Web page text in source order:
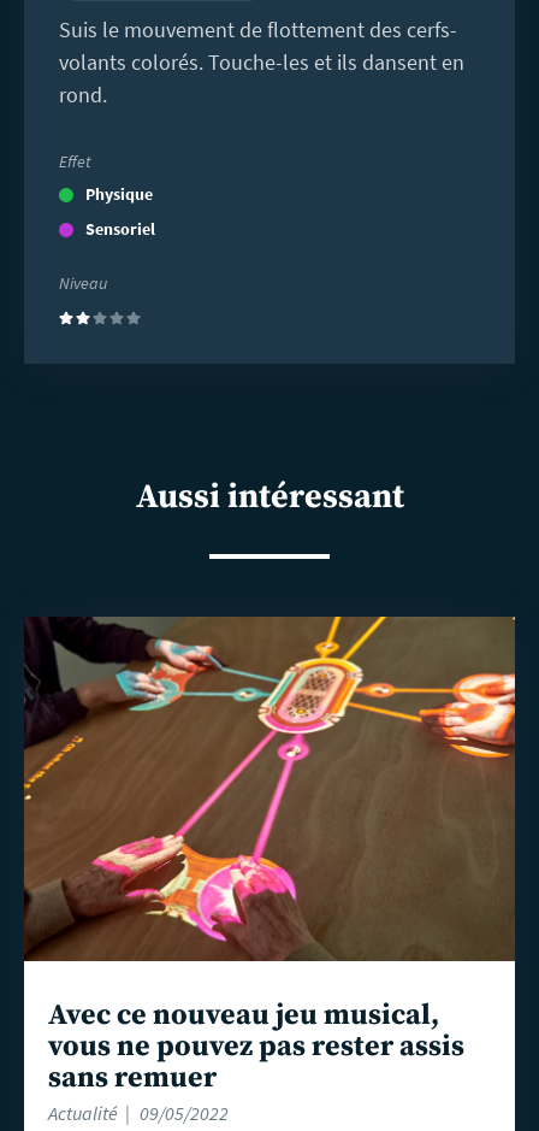
Suis le mouvement de flottement des cerfs-
volants colorés. Touche-les et ils dansent en
rond.
Effet
Physique
Sensoriel
Niveau
(2)
Aussi intéressant
Avec ce nouveau jeu musical,
vous ne pouvez pas rester assis
sans remuer
Actualité 09/05/2022
En
savoir
plus